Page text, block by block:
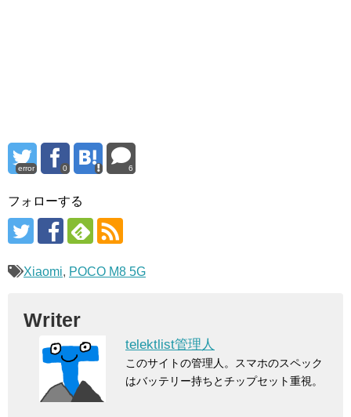
error 0 6
フォローする
Xiaomi, POCO M8 5G
Writer
telektlist管理人
このサイトの管理人。スマホのスペック
はバッテリー持ちとチップセット重視。